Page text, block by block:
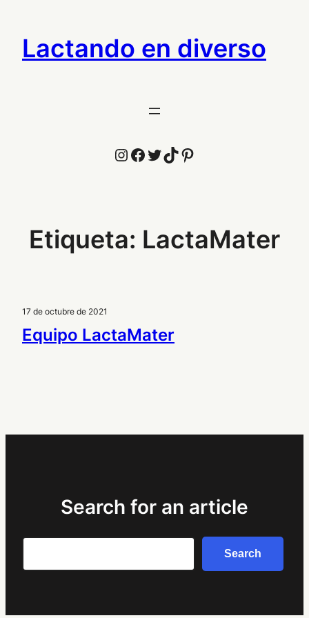
contenido
Lactando en diverso
Instagram
Facebook
Twitter
TikTok
Pinterest
Etiqueta: LactaMater
17 de octubre de 2021
Equipo LactaMater
Search for an article
Search